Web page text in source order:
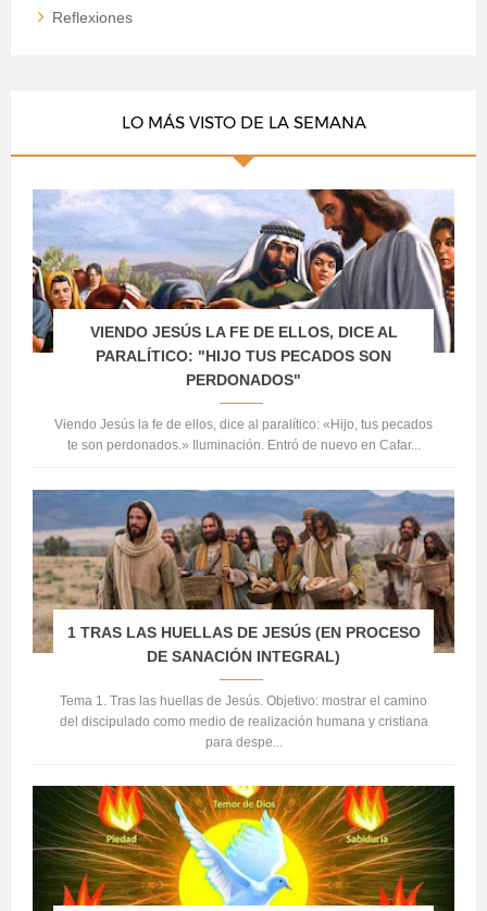
Reflexiones
LO MÁS VISTO DE LA SEMANA
VIENDO JESÚS LA FE DE ELLOS, DICE AL
PARALÍTICO: "HIJO TUS PECADOS SON
PERDONADOS"
Viendo Jesús la fe de ellos, dice al paralítico: «Hijo, tus pecados
te son perdonados.» Iluminación. Entró de nuevo en Cafar...
1 TRAS LAS HUELLAS DE JESÚS (EN PROCESO
DE SANACIÓN INTEGRAL)
Tema 1. Tras las huellas de Jesús. Objetivo: mostrar el camino
del discipulado como medio de realización humana y cristiana
para despe...